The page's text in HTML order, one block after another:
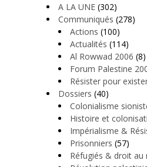
A LA UNE (302)
Communiqués (278)
Actions (100)
Actualités (114)
Al Rowwad 2006 (8)
Forum Palestine
Résister pour
Dossiers (40)
Colonialisme
Histoire et
Impérialisme &
Prisonniers (57)
Réfugiés & droit au